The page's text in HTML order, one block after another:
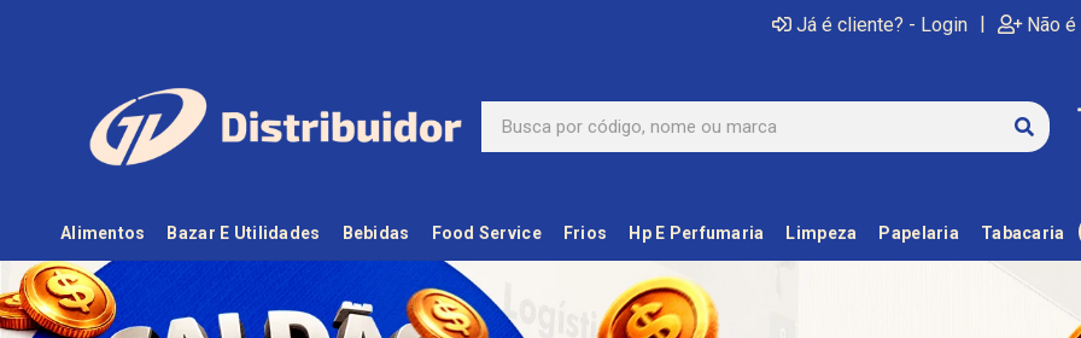
Já é cliente? - Login | Não
Alimentos Bazar E Utilidades Bebidas Food Service Frios Hp E Perfumaria Limpeza Papelaria Tabacaria